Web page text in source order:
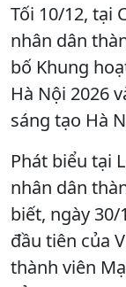
Tối 10/12, tại
nhân dân
bố Khung
Hà Nội 2026
sáng tạo Hà
Phát biểu tại
nhân dân
biết, ngày
đầu tiên của
thành viên